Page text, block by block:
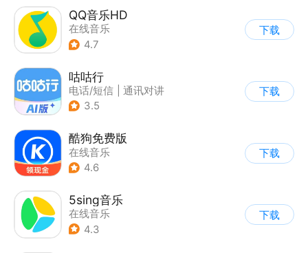
QQ音乐HD
在线音乐
4.7
下载
咕咕行
电话/短信
通讯对讲
3.5
下载
酷狗免费版
在线音乐
4.6
下载
5sing音乐
在线音乐
4.3
下载